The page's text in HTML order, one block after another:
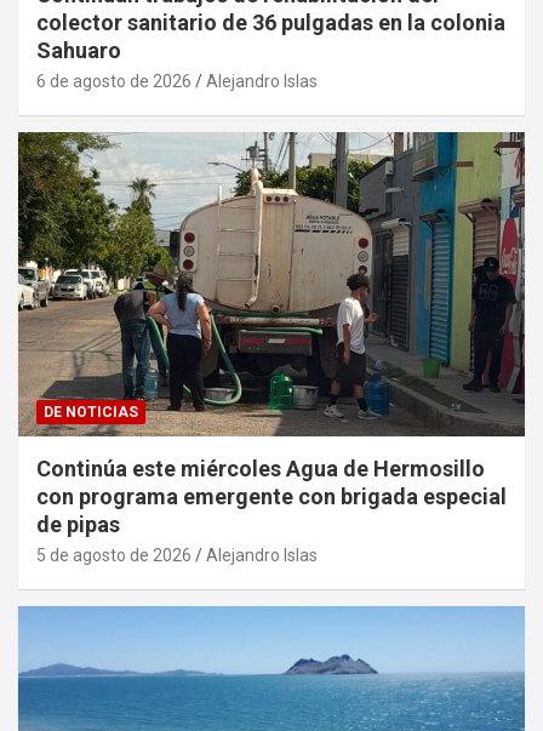
colector sanitario de 36 pulgadas en la colonia
Sahuaro
6 de agosto de 2026 Alejandro Islas
DE NOTICIAS
Continúa este miércoles Agua de Hermosillo
con programa emergente con brigada especial
de pipas
5 de agosto de 2026 Alejandro Islas